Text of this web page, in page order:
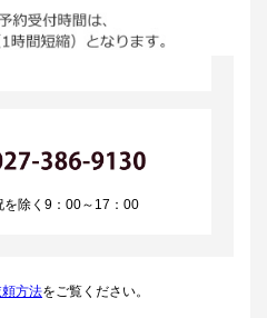
を除く9：00～17：00
頼方法をご覧ください。